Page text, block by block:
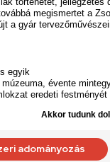
megismertet a
a gyár
egyik
múzeuma, évente
eredeti
Akkor tudunk